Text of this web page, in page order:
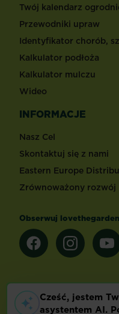
Twój kalendarz
Przewodniki upraw
Identyfikator chorób,
Kalkulator podłoża
Kalkulator mulczu
Wideo
INFORMACJE
Nasz Cel
Skontaktuj się z nami
Eastern Europe
Zrównoważony rozwój
Obserwuj lovethegarden
Inne kraje